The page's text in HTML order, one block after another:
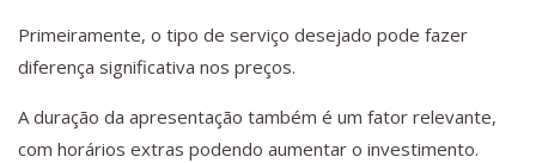
Primeiramente, o tipo de serviço desejado pode fazer
diferença significativa nos preços.
A duração da apresentação também é um fator relevante,
com horários extras podendo aumentar o investimento.